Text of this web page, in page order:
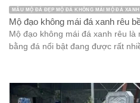
MẪU MỘ ĐÁ ĐẸP MỘ ĐÁ KHÔNG MÁI MỘ ĐÁ
Mộ đạo không mái đá xanh rêu
Mộ đạo không mái đá xanh rêu
bằng đá nổi bật đang được rất